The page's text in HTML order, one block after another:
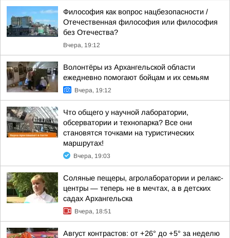
Философия как вопрос нацбезопасности /
Отечественная философия или философия
без Отечества?
Вчера, 19:12
Волонтёры из Архангельской области
ежедневно помогают бойцам и их семьям
Вчера, 19:12
Что общего у научной лаборатории,
обсерватории и технопарка? Все они
становятся точками на туристических
маршрутах!
Вчера, 19:03
Соляные пещеры, агролаборатории и релакс-
центры — теперь не в мечтах, а в детских
садах Архангельска
Вчера, 18:51
Август контрастов: от +26° до +5° за неделю